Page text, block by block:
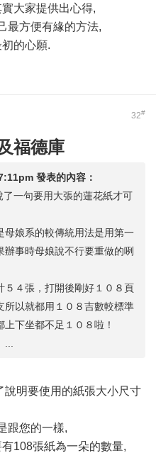
大家提供出心得,
最方便有緣的方法,
的心願.
32#
福德庫
發表的內容：
一句要用大張的蓮花紙才可
母娘系的較傳統用法是用第一
事時母娘說不行要重做的咧
５４張，打開後剛好１０８頁
所以就都用１０８吉數較標準
下坐都不足１０８啦！
說明要使用的紙張大小尺寸
跟您的一樣,
108張紙為一朵的數量,